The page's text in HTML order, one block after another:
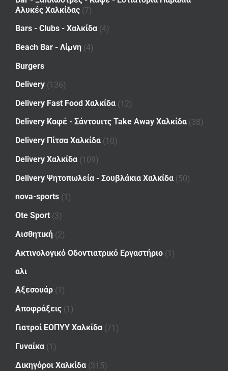
Αλυκές Χαλκίδας (7)
Bars - Clubs - Χαλκίδα (4)
Beach Bar - Λίμνη (4)
Burgers
Delivery (136)
Delivery Fast Food Χαλκίδα (12)
Delivery Καφέ - Σάντουιτς Take Away Χαλκίδα (38)
Delivery Πίτσα Χαλκίδα (10)
Delivery Χαλκίδα (109)
Delivery Ψητοπωλεία - Σουβλάκια Χαλκίδα (50)
nova-sports (1)
Ote Sport (3)
Αισθητική (2)
Ακτινολογικό Οδοντιατρικό Εργαστήριο (1)
αλι
Αξεσουάρ (1)
Αποφράξεις (1)
Γιατροί ΕΟΠΥΥ Χαλκίδα (71)
Γυναίκα (1)
Δικηγόροι Χαλκίδα (315)